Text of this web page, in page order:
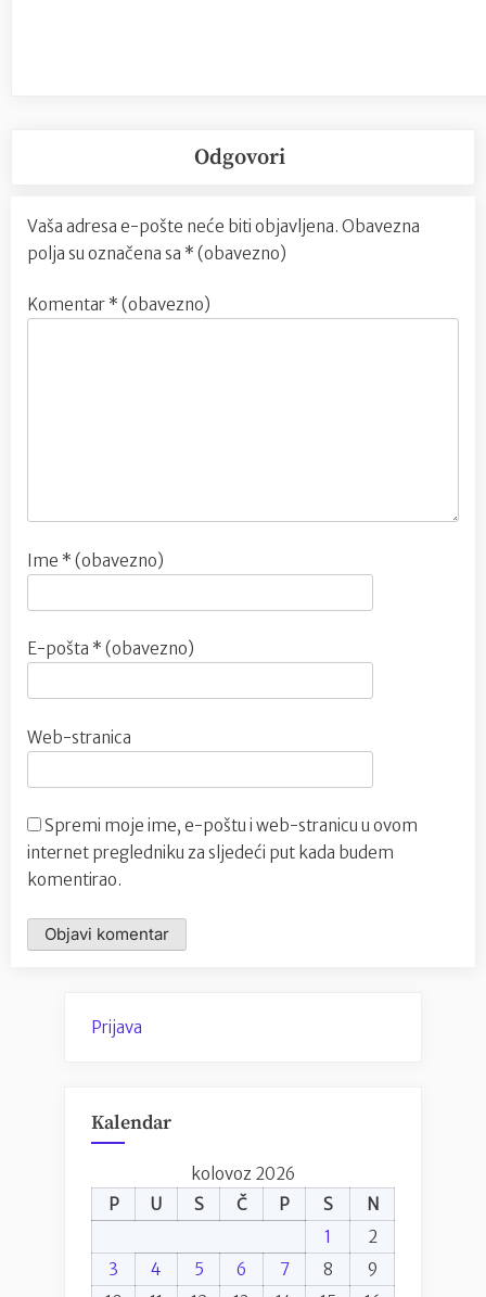
Odgovori
Vaša adresa e-pošte neće biti objavljena. Obavezna
polja su označena sa * (obavezno)
Komentar * (obavezno)
Ime * (obavezno)
E-pošta * (obavezno)
Web-stranica
Spremi moje ime, e-poštu i web-stranicu u ovom
internet pregledniku za sljedeći put kada budem
komentirao.
Prijava
Kalendar
kolovoz 2026
P
U S Č P S
N
1
2
3
4 5 6 7 8
9